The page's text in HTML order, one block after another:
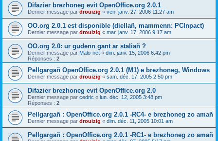
Difazier brezhoneg evit OpenOffice.org 2.0.1
Dernier message par drouizig « ven. janv. 27, 2006 11:27 am
OO.org 2.0.1 est disponible (diellañ, mammenn: PCInpact)
Dernier message par drouizig « mar. janv. 17, 2006 9:17 am
OO.org 2.0: ur gudenn gant ar staliañ ?
Dernier message par Malo-net « dim. janv. 15, 2006 6:42 pm
Réponses : 2
Pellgargañ OpenOffice.org 2.0.1 (M1) e brezhoneg, Windows
Dernier message par drouizig « sam. déc. 17, 2005 2:50 pm
Difazier brezhoneg evit OpenOffice.org 2.0
Dernier message par cedric « lun. déc. 12, 2005 3:48 pm
Réponses : 2
Pellgargañ : OpenOffice.org 2.0.1 -RC4- e brezhoneg zo amañ
Dernier message par drouizig « dim. déc. 11, 2005 10:01 am
Pellgargañ : OpenOffice.org 2.0.1 -RC1- e brezhoneg zo amañ